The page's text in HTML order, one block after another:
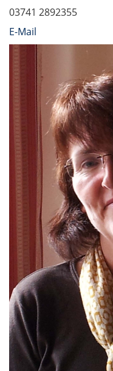
03741 2892355
E-Mail